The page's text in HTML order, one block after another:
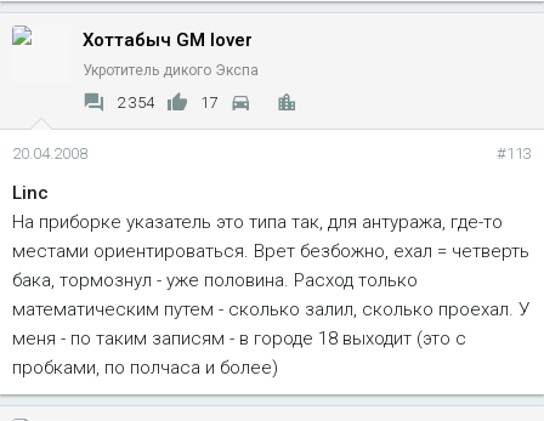
Хоттабыч GM lover
Укротитель дикого Экспа
2 354 17
20.04.2008 #113
Linc
На приборке указатель это типа так, для антуража, где-то
местами ориентироваться. Врет безбожно, ехал = четверть
бака, тормознул - уже половина. Расход только
математическим путем - сколько залил, сколько проехал. У
меня - по таким записям - в городе 18 выходит (это с
пробками, по полчаса и более)